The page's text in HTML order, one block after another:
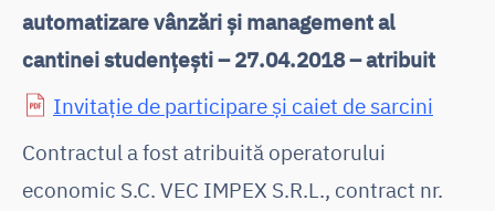
automatizare vânzări și management al
cantinei studențești – 27.04.2018 – atribuit
Invitație de participare și caiet de sarcini
Contractul a fost atribuită operatorului
economic S.C. VEC IMPEX S.R.L., contract nr.